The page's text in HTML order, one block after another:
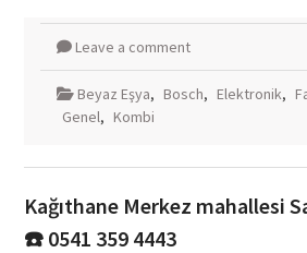
Leave a comment
Beyaz Eşya, Bosch, Elektronik,
Genel, Kombi
Kağıthane Merkez mahallesi
☎️ 0541 359 4443